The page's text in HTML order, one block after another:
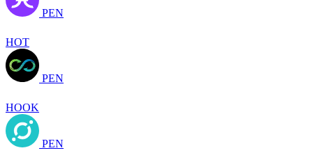
PEN
HOT
PEN
HOOK
PEN